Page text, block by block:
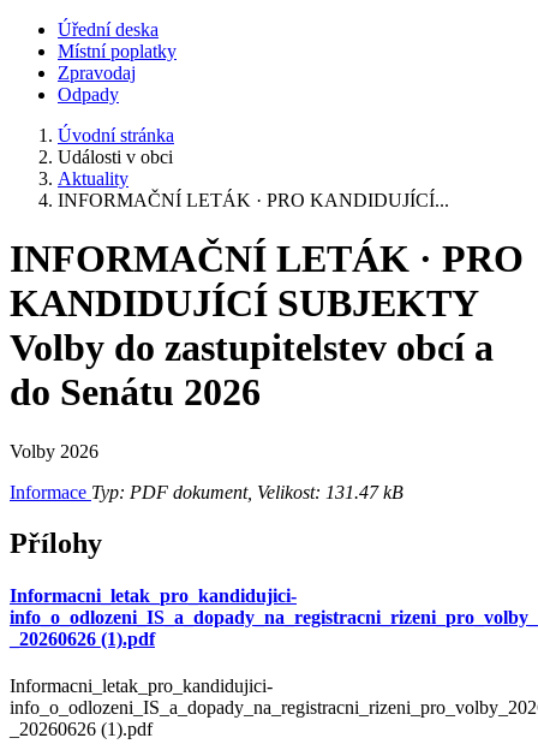
Úřední deska
Místní poplatky
Zpravodaj
Odpady
Úvodní stránka
Události v obci
Aktuality
INFORMAČNÍ LETÁK · PRO KANDIDUJÍCÍ...
INFORMAČNÍ LETÁK · PRO
KANDIDUJÍCÍ SUBJEKTY
Volby do zastupitelstev obcí a
do Senátu 2026
Volby 2026
Informace Typ: PDF dokument, Velikost: 131.47 kB
Přílohy
Informacni_letak_pro_kandidujici-
_20260626 (1).pdf
Informacni_letak_pro_kandidujici-
_20260626 (1).pdf